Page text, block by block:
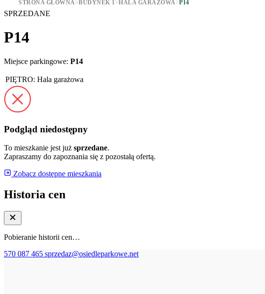
STRONA GŁÓWNA>BUDYNEK 1 >HALA GARAŻOWA>P14
SPRZEDANE
P14
Miejsce parkingowe: P14
PIĘTRO: Hala garażowa
Podgląd niedostępny
To mieszkanie jest już sprzedane.
Zapraszamy do zapoznania się z pozostałą ofertą.
Zobacz dostępne mieszkania
Historia cen
Pobieranie historii cen…
570 087 465 sprzedaz@osiedleparkowe.net